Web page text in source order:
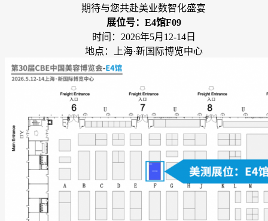
期待与您共赴美业数智化盛宴
展位号： E4馆F09
时间：2026年5月12-14日
地点：上海·新国际博览中心